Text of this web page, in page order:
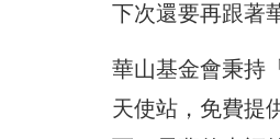
下次還要再跟著
華山基金會秉持
天使站，免費提